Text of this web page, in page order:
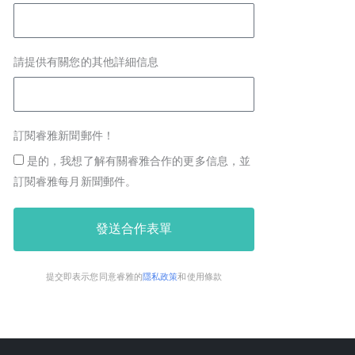
請提供有關您的其他詳細信息
訂閱睿雅新聞郵件！
是的，我想了解有關睿雅合作的更多信息，並
訂閱睿雅每月新聞郵件。
發送合作表單
提交即表示您同意睿雅的隱私政策和使用條款